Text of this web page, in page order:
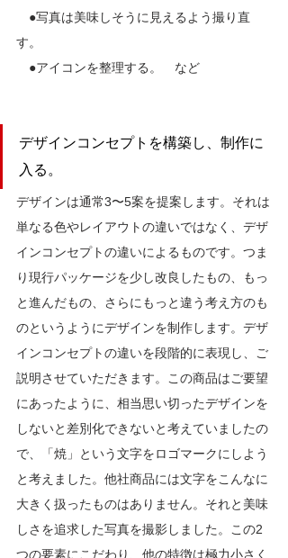
●写真は美味しそうに見えるよう撮り直
す。
●アイコンを整理する。　など
デザインコンセプトを構築し、制作に
入る。
デザインは通常3〜5案を提案します。それは
単なる色やレイアウトの違いではなく、デザ
インコンセプトの違いによるものです。つま
り現行パッケージを少し改良したもの、もっ
と進んだもの、さらにもっと違う考え方のも
のというようにデザインを制作します。デザ
インコンセプトの違いを段階的に表現し、ご
説明させていただきます。この商品はご要望
にあったように、相当思い切ったデザインを
しないと差別化できないと考えていましたの
で、「焼」という文字をロゴマークにしよう
と考えました。他社商品には文字をこんなに
大きく扱ったものはありません。それと美味
しさを追求した写真を撮影しました。この2
つの要素にこだわり、他の特徴は極力小さく